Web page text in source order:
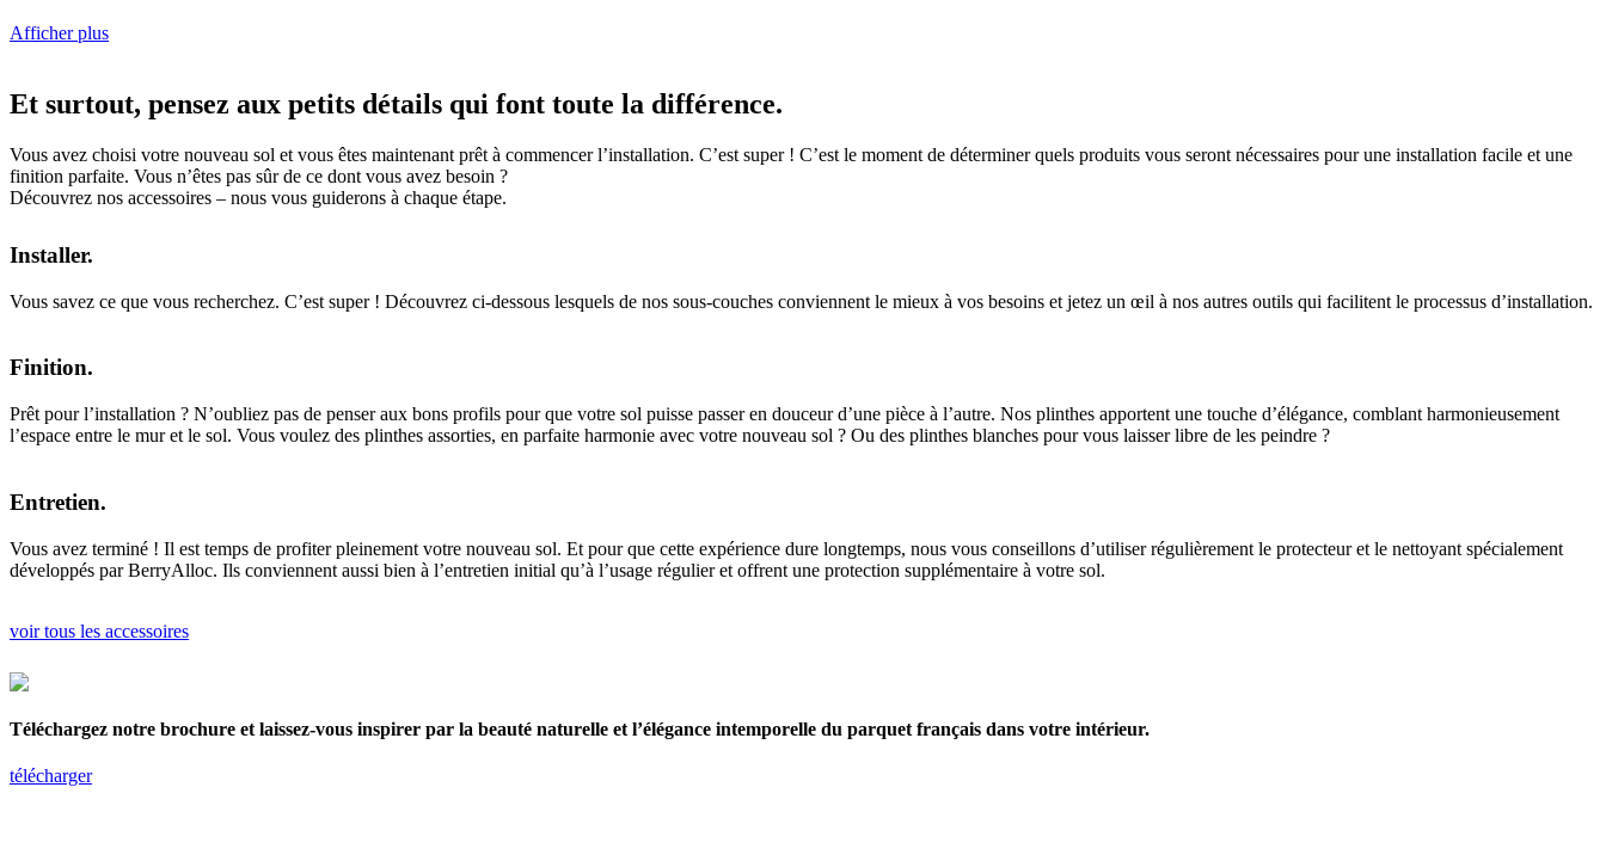
Afficher plus
Et surtout, pensez aux petits détails qui font toute la différence.
Vous avez choisi votre nouveau sol et vous êtes maintenant prêt à commencer l’installation. C’est super ! C’est le moment de déterminer quels produits vous seront nécessaires pour une installation facile et une
finition parfaite. Vous n’êtes pas sûr de ce dont vous avez besoin ?
Découvrez nos accessoires – nous vous guiderons à chaque étape.
Installer.
Vous savez ce que vous recherchez. C’est super ! Découvrez ci-dessous lesquels de nos sous-couches conviennent le mieux à vos besoins et jetez un œil à nos autres outils qui facilitent le processus d’installation.
Finition.
Prêt pour l’installation ? N’oubliez pas de penser aux bons profils pour que votre sol puisse passer en douceur d’une pièce à l’autre. Nos plinthes apportent une touche d’élégance, comblant harmonieusement
l’espace entre le mur et le sol. Vous voulez des plinthes assorties, en parfaite harmonie avec votre nouveau sol ? Ou des plinthes blanches pour vous laisser libre de les peindre ?
Entretien.
Vous avez terminé ! Il est temps de profiter pleinement votre nouveau sol. Et pour que cette expérience dure longtemps, nous vous conseillons d’utiliser régulièrement le protecteur et le nettoyant spécialement
développés par BerryAlloc. Ils conviennent aussi bien à l’entretien initial qu’à l’usage régulier et offrent une protection supplémentaire à votre sol.
voir tous les accessoires
Téléchargez notre brochure et laissez-vous inspirer par la beauté naturelle et l’élégance intemporelle du parquet français dans votre intérieur.
télécharger